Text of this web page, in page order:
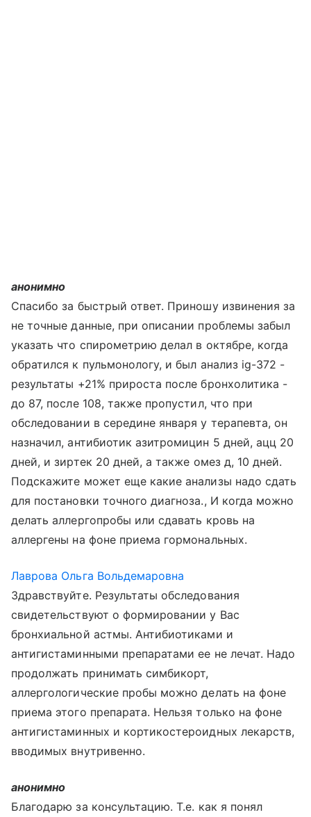
анонимно
Спасибо за быстрый ответ. Приношу извинения за
не точные данные, при описании проблемы забыл
указать что спирометрию делал в октябре, когда
обратился к пульмонологу, и был анализ ig-372 -
результаты +21% прироста после бронхолитика -
до 87, после 108, также пропустил, что при
обследовании в середине января у терапевта, он
назначил, антибиотик азитромицин 5 дней, ацц 20
дней, и зиртек 20 дней, а также омез д, 10 дней.
Подскажите может еще какие анализы надо сдать
для постановки точного диагноза., И когда можно
делать аллергопробы или сдавать кровь на
аллергены на фоне приема гормональных.
Лаврова Ольга Вольдемаровна
Здравствуйте. Результаты обследования
свидетельствуют о формировании у Вас
бронхиальной астмы. Антибиотиками и
антигистаминными препаратами ее не лечат. Надо
продолжать принимать симбикорт,
аллергологические пробы можно делать на фоне
приема этого препарата. Нельзя только на фоне
антигистаминных и кортикостероидных лекарств,
вводимых внутривенно.
анонимно
Благодарю за консультацию. Т.е. как я понял